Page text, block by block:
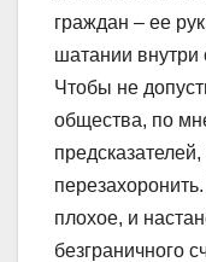
граждан – ее
шатании внутри
Чтобы не
общества, по
плохое, и
безграничного